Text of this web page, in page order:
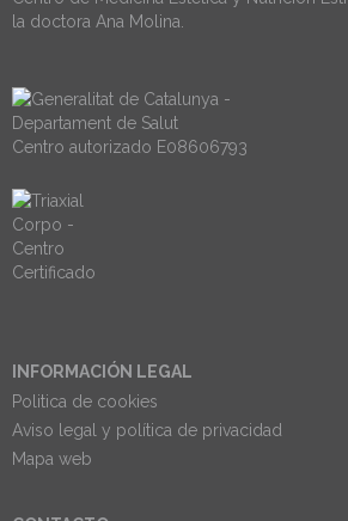
la doctora Ana Molina.
Centro autorizado E08606793
INFORMACIÓN LEGAL
Politica de cookies
Aviso legal y política de privacidad
Mapa web